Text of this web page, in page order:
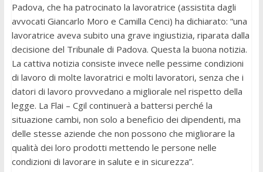
Padova, che ha patrocinato la lavoratrice (assistita dagli
avvocati Giancarlo Moro e Camilla Cenci) ha dichiarato: “una
lavoratrice aveva subito una grave ingiustizia, riparata dalla
decisione del Tribunale di Padova. Questa la buona notizia.
La cattiva notizia consiste invece nelle pessime condizioni
di lavoro di molte lavoratrici e molti lavoratori, senza che i
datori di lavoro provvedano a migliorale nel rispetto della
legge. La Flai – Cgil continuerà a battersi perché la
situazione cambi, non solo a beneficio dei dipendenti, ma
delle stesse aziende che non possono che migliorare la
qualità dei loro prodotti mettendo le persone nelle
condizioni di lavorare in salute e in sicurezza”.